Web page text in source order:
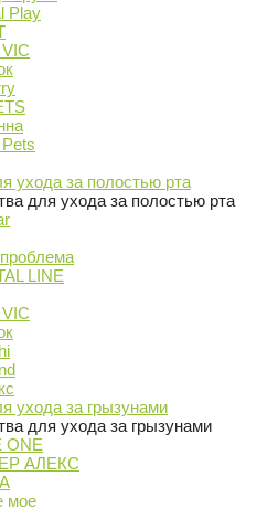
Play
ухода за полостью рта
для ухода за полостью рта
LINE
ухода за грызунами
для ухода за грызунами
ONE
АЛЕКС
мое